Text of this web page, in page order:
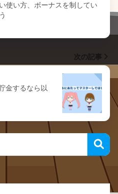
使い方、ボーナスを制してい
次の記事
金するなら以